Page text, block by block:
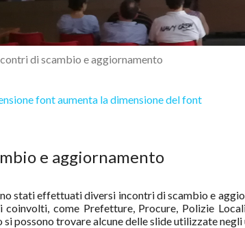
di scambio e aggiornamento
fontaumenta la dimensione del font
e aggiornamento
stati effettuati diversi incontri di scambio e
come Prefetture, Procure, Polizie
si possono trovare alcune delle slide utilizzate